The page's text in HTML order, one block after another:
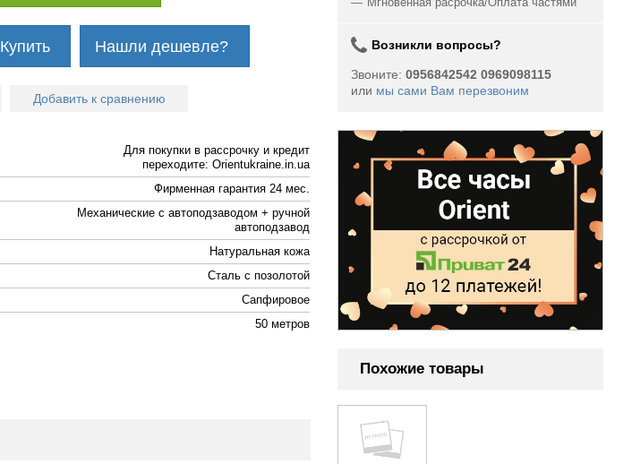
Купить Нашли дешевле?
Добавить к сравнению
Для покупки в рассрочку и кредит
переходите: Orientukraine.in.ua
Фирменная гарантия 24 мес.
Механические с автоподзаводом + ручной
автоподзавод
Натуральная кожа
Cталь с позолотой
Сапфировое
50 метров
Мгновенная расрочка/Оплата частями
Возникли вопросы?
Звоните: 0956842542 0969098115
или мы сами Вам перезвоним
Похожие товары